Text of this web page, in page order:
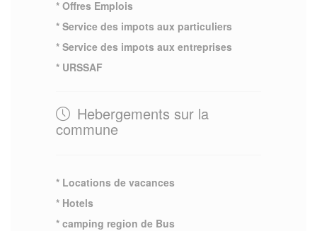
* Offres Emplois
* Service des impots aux particuliers
* Service des impots aux entreprises
* URSSAF
Hebergements sur la
commune
* Locations de vacances
* Hotels
* camping region de Bus